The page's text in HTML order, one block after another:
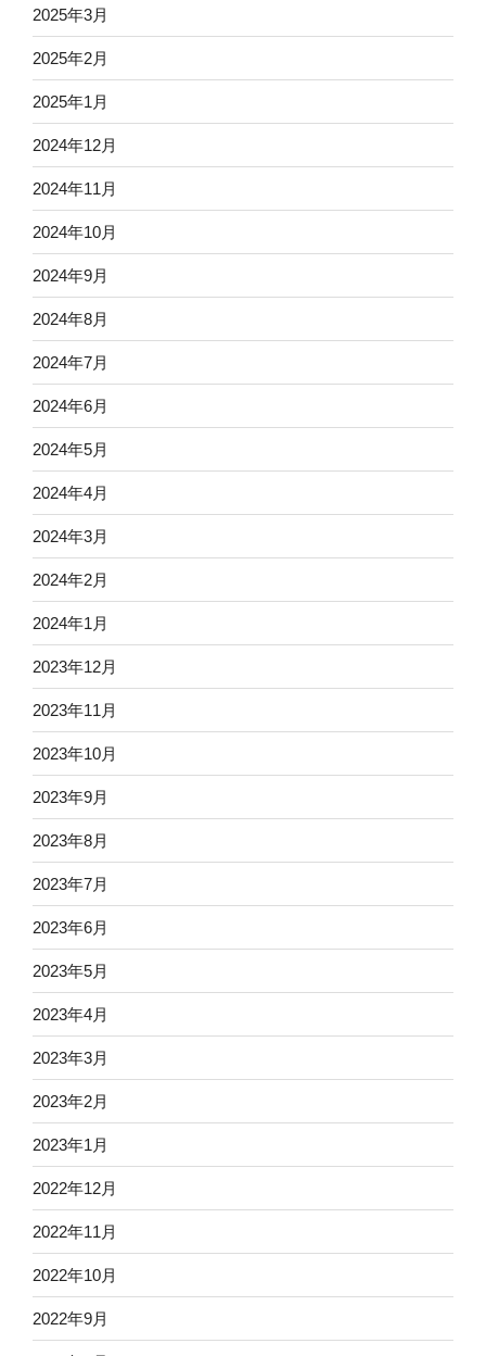
2025年3月
2025年2月
2025年1月
2024年12月
2024年11月
2024年10月
2024年9月
2024年8月
2024年7月
2024年6月
2024年5月
2024年4月
2024年3月
2024年2月
2024年1月
2023年12月
2023年11月
2023年10月
2023年9月
2023年8月
2023年7月
2023年6月
2023年5月
2023年4月
2023年3月
2023年2月
2023年1月
2022年12月
2022年11月
2022年10月
2022年9月